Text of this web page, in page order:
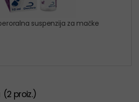
suspenzija za mačke
(2 proiz.)